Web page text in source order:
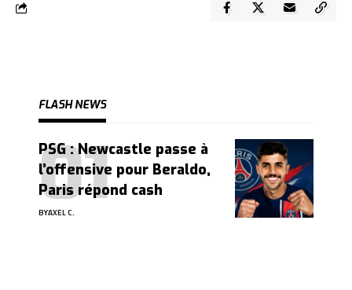
FLASH NEWS
PSG : Newcastle passe à
l’offensive pour Beraldo,
Paris répond cash
BYAXEL C.